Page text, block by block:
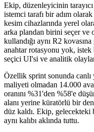
Ekip, düzenleyicinin
istemci tarafı bir adım
kesim cihazlarında yerel
arka plandan birini seçer ve
kullandığı aynı R2
anahtar rotasyonu yok,
seçici UI'si ve analitik
Özellik sprint sonunda
maliyeti olmadan 14.000
oranını %31'den %58'e
alanı yerine küratörlü bir
düz kaldı. Ekip, gelecekteki
aynı kalıbı aklında tuttu.